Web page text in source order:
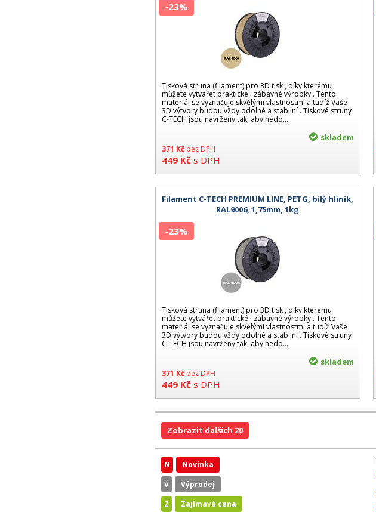
Tisková struna (filament) pro 3D tisk , díky kterému
můžete vytvářet praktické i zábavné výrobky . Tento
materiál se vyznačuje skvělými vlastnostmi a tudíž Vaše
3D výtvory budou vždy odolné a stabilní . Tiskové struny
C-TECH jsou navrženy tak, aby nedo...
371 Kč bez DPH
449 Kč s DPH
-23%
skladem
Filament C-TECH PREMIUM LINE, PETG, bílý hliník,
RAL9006, 1,75mm, 1kg
Tisková struna (filament) pro 3D tisk , díky kterému
můžete vytvářet praktické i zábavné výrobky . Tento
materiál se vyznačuje skvělými vlastnostmi a tudíž Vaše
3D výtvory budou vždy odolné a stabilní . Tiskové struny
C-TECH jsou navrženy tak, aby nedo...
371 Kč bez DPH
449 Kč s DPH
-23%
skladem
Zobrazit dalších 20
N
Novinka
V
Výprodej
Z
Zajímavá cena